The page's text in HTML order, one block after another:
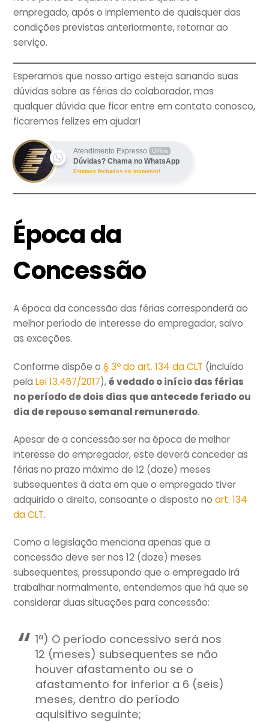
empregado, após o implemento de quaisquer das
condições previstas anteriormente, retornar ao
serviço.
Esperamos que nosso artigo esteja sanando suas
dúvidas sobre as férias do colaborador, mas
qualquer dúvida que ficar entre em contato conosco,
ficaremos felizes em ajudar!
Atendimento Expresso Offline
Dúvidas? Chama no WhatsApp
Estamos fechados no momento!
Época da
Concessão
A época da concessão das férias corresponderá ao
melhor período de interesse do empregador, salvo
as exceções.
Conforme dispõe o§ 3º do art. 134 da CLT (incluído
pelaLei 13.467/2017),é vedado o início das férias
no período de dois dias que antecede feriado ou
dia de repouso semanal remunerado.
Apesar de a concessão ser na época de melhor
interesse do empregador, este deverá conceder as
férias no prazo máximo de 12 (doze) meses
subsequentes à data em que o empregado tiver
adquirido o direito, consoante o disposto noart. 134
da CLT.
Como a legislação menciona apenas que a
concessão deve ser nos 12 (doze) meses
subsequentes, pressupondo que o empregado irá
trabalhar normalmente, entendemos que há que se
considerar duas situações para concessão:
1ª) O período concessivo será nos
12 (meses) subsequentes se não
houver afastamento ou se o
afastamento for inferior a 6 (seis)
meses, dentro do período
aquisitivo seguinte;